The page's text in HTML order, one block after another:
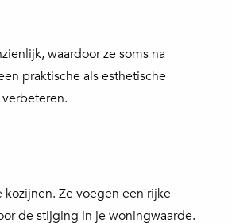
waardoor ze soms na
praktische als esthetische
Ze voegen een rijke
de stijging in je woningwaarde.